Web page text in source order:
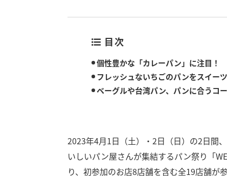
目次
個性豊かな「カレーパン」に注目！
フレッシュないちごのパンをスイー
ベーグルや台湾パン、パンに合うコ
2023年4月1日（土）・2日（日）の2日間
いしいパン屋さんが集結するパン祭り「
り、初参加のお店8店舗を含む全19店舗が参